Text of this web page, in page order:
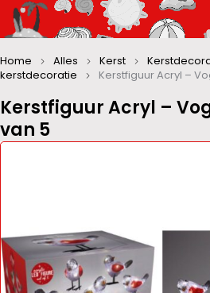
Kerstfiguur Acryl –
van 5
Home Alles Kerst
kerstdecoratie
Kerstfiguur Acryl –